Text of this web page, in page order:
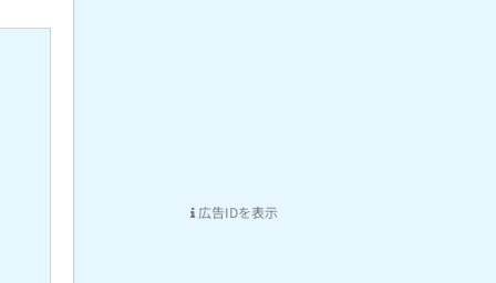
広告IDを表示